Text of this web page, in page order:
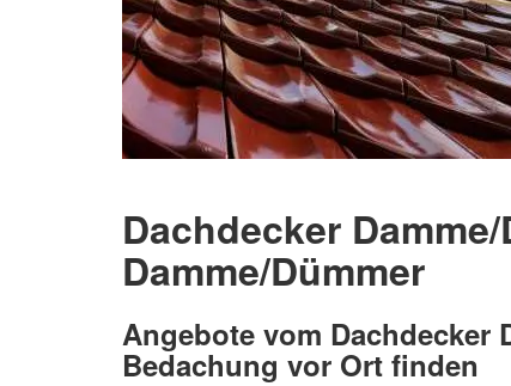
Dachdecker
Damme/Dümmer
Angebote vom Dachdecker
Bedachung vor Ort finden